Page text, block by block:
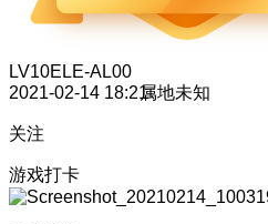
LV10ELE-AL00
2021-02-14 18:21属地未知
关注
游戏打卡